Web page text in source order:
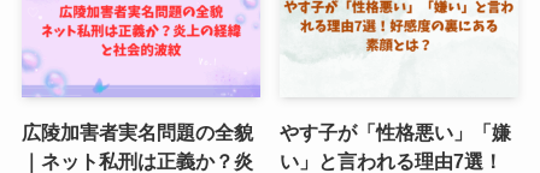
広陵加害者実名問題の全貌
｜ネット私刑は正義か？炎
やす子が「性格悪い」「嫌
い」と言われる理由7選！